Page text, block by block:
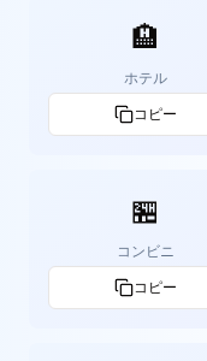
🏨
ホテル
コピー
🏪
コンビニ
コピー